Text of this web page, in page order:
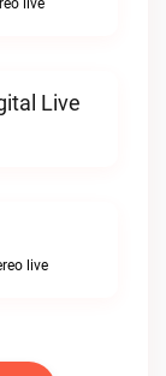
live
Live
live